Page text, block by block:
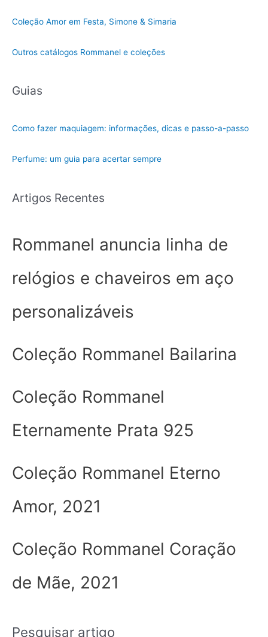
Coleção Amor em Festa, Simone & Simaria
Outros catálogos Rommanel e coleções
Guias
Como fazer maquiagem: informações, dicas e passo-a-passo
Perfume: um guia para acertar sempre
Artigos Recentes
Rommanel anuncia linha de
relógios e chaveiros em aço
personalizáveis
Coleção Rommanel Bailarina
Coleção Rommanel
Eternamente Prata 925
Coleção Rommanel Eterno
Amor, 2021
Coleção Rommanel Coração
de Mãe, 2021
Pesquisar artigo